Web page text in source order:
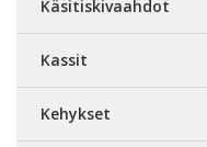
Käsitiskivaahdot
Kassit
Kehykset